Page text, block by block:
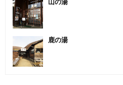
山の湯
鹿の湯